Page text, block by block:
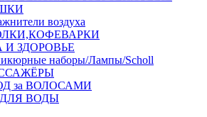
воздуха
И ЗДОРОВЬЕ
наборы/Лампы/Scholl
за ВОЛОСАМИ
ВОДЫ